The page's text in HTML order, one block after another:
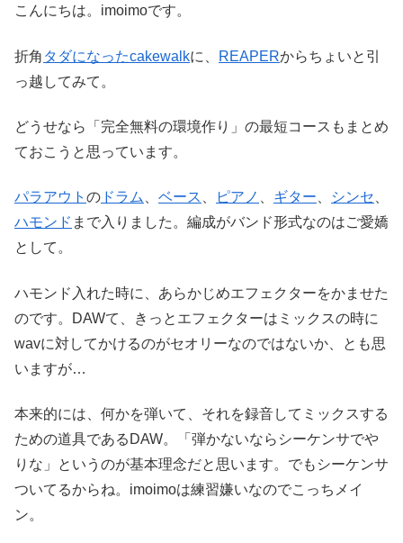
こんにちは。imoimoです。
折角 タダになったcakewalkに、 REAPERからちょいと引
っ越してみて。
どうせなら「完全無料の環境作り」の最短コースもまとめ
ておこうと思っています。
パラアウト の ドラム ベース ピアノ ギター シンセ
ハモンド まで入りました。編成がバンド形式なのはご愛嬌
として。
ハモンド入れた時に、あらかじめエフェクターをかませた
のです。DAWて、きっとエフェクターはミックスの時に
wavに対してかけるのがセオリーなのではないか、とも思
いますが…
本来的には、何かを弾いて、それを録音してミックスする
ための道具であるDAW。「弾かないならシーケンサでや
りな」というのが基本理念だと思います。でもシーケンサ
ついてるからね。imoimoは練習嫌いなのでこっちメイ
ン。